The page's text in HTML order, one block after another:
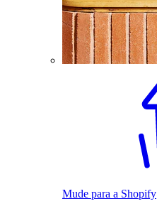
Mude para a Shopify